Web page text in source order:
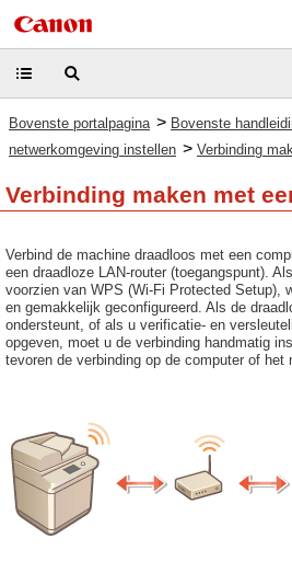
Bovenste portalpagina > Bovenste
netwerkomgeving instellen > Verbinding
Verbinding maken met
Verbind de machine draadloos met een
een draadloze LAN-router (toegangspunt).
voorzien van WPS (Wi-Fi Protected Setup),
en gemakkelijk geconfigureerd. Als de
ondersteunt, of als u verificatie- en
opgeven, moet u de verbinding handmatig
tevoren de verbinding op de computer of het